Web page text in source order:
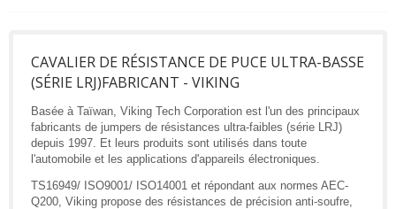
CAVALIER DE RÉSISTANCE DE PUCE ULTRA-BASSE
(SÉRIE LRJ)FABRICANT - VIKING
Basée à Taïwan, Viking Tech Corporation est l'un des principaux
fabricants de jumpers de résistances ultra-faibles (série LRJ)
depuis 1997. Et leurs produits sont utilisés dans toute
l'automobile et les applications d'appareils électroniques.
TS16949/ ISO9001/ ISO14001 et répondant aux normes AEC-
Q200, Viking propose des résistances de précision anti-soufre,